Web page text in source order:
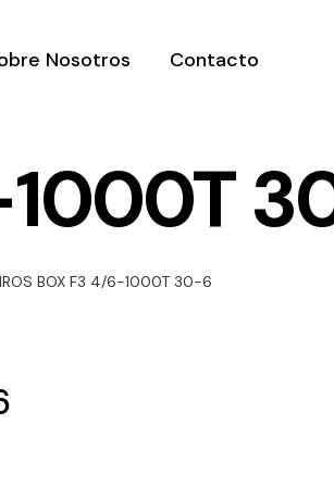
Iluminación
Nosotros Contacto
1000T
BOX F3 4/6-1000T 30-6